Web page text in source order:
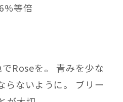
等倍
Roseを。 青みを少な
らないように。 ブリー